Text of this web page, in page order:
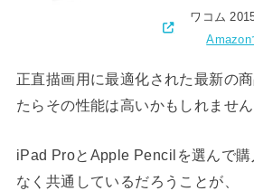
ワコム
Amazon
正直描画用に最適化された最新の
たらその性能は高いかもしれませ
iPad ProとApple Pencilを選んで購
なく共通しているだろうことが、